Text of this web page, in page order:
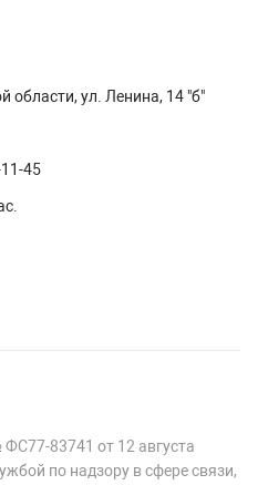
области, ул. Ленина, 14 "б"
45
83741 от 12 августа
по надзору в сфере связи,